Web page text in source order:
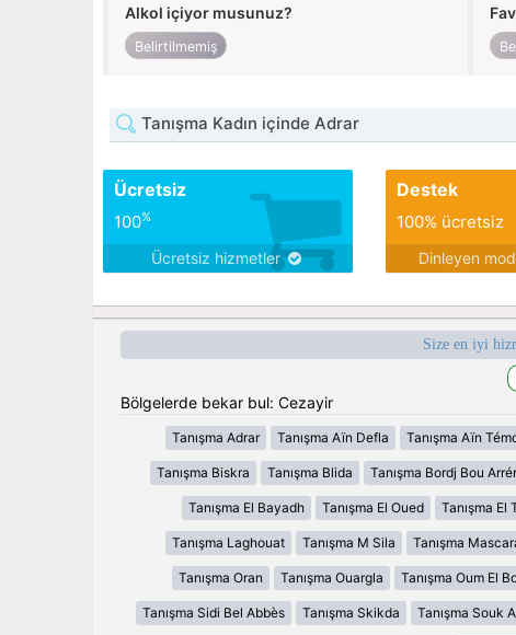
Alkol içiyor musunuz?
Belirtilmemiş
Tanışma Kadın içinde Adrar
Ücretsiz
100%
Ücretsiz hizmetler
Destek
100% ücretsiz
Dinleyen
Size en iyi
Bölgelerde bekar bul: Cezayir
Tanışma Adrar Tanışma Aïn Defla Tanışma Aïn
Tanışma Biskra Tanışma Blida Tanışma Bordj Bou
Tanışma El Bayadh Tanışma El Oued Tanışma El
Tanışma Laghouat Tanışma M Sila Tanışma
Tanışma Oran Tanışma Ouargla Tanışma Oum El
Tanışma Sidi Bel Abbès Tanışma Skikda Tanışma Souk